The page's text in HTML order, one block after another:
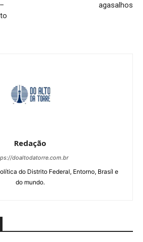
agasalhos
Redação
doaltodatorre.com.br
do Distrito Federal, Entorno, Brasíl e
do mundo.